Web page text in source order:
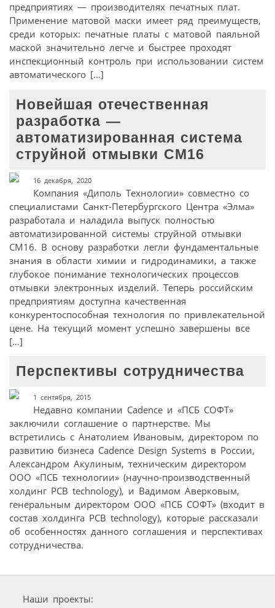
предприятиях — производителях печатных плат.
Применение матовой маски имеет ряд преимуществ,
среди которых: печатные платы с матовой паяльной
маской значительно легче и быстрее проходят
инспекционный контроль при использовании систем
автоматического […]
Новейшая отечественная
разработка —
автоматизированная система
струйной отмывки СМ16
16 декабря, 2020
Компания «Диполь Технологии» совместно со
специалистами Санкт-Петербургского Центра «Элма»
разработала и наладила выпуск полностью
автоматизированной системы струйной отмывки
СМ16. В основу разработки легли фундаментальные
знания в области химии и гидродинамики, а также
глубокое понимание технологических процессов
отмывки электронных изделий. Теперь российским
предприятиям доступна качественная
конкурентоспособная технология по привлекательной
цене. На текущий момент успешно завершены все
[…]
Перспективы сотрудничества
1 сентября, 2015
Недавно компании Cadence и «ПСБ СОФТ»
заключили соглашение о партнерстве. Мы
встретились с Анатолием Ивановым, директором по
развитию бизнеса Cadence Design Systems в России,
Александром Акулиным, техническим директором
ООО «ПСБ технологии» (научно-производственный
холдинг PCB technology), и Вадимом Аверковым,
генеральным директором ООО «ПСБ СОФТ» (входит в
состав холдинга PCB technology), которые рассказали
об особенностях данного соглашения и перспективах
сотрудничества.
Наши проекты: